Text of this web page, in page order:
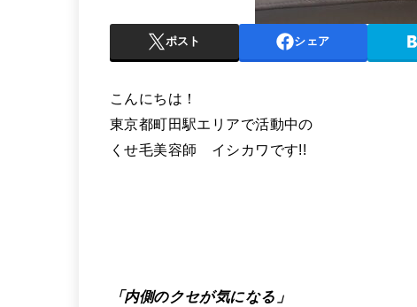
ポスト シェア
こんにちは！
東京都町田駅エリアで活動中の
くせ毛美容師 イシカワです!!
「内側のクセが気になる」